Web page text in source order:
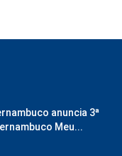
anuncia 3ª
Meu...